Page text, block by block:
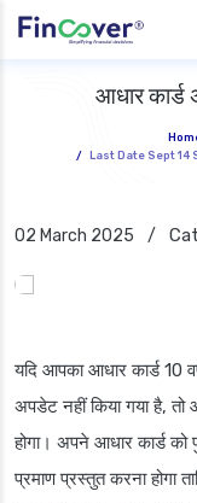
आधार
/
Last Date Sept 14
02 March 2025 /
यदि आपका आधार कार्ड 10
अपडेट नहीं किया गया है,
होगा। अपने आधार कार्ड
प्रमाण प्रस्तुत करना होगा